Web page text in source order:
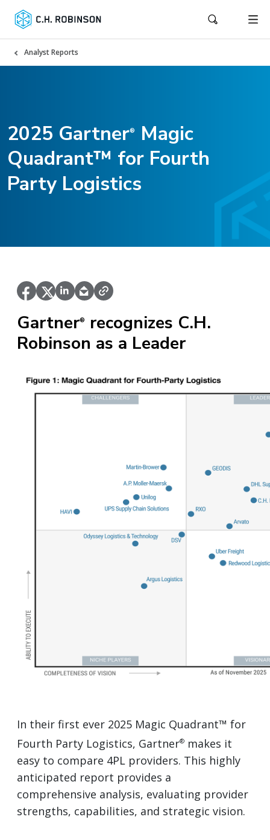
Analyst Reports
2025 Gartner®
Magic
Quadrant™ for Fourth
Party Logistics
Gartner®
recognizes C.H.
Robinson as a Leader
In their first ever 2025 Magic Quadrant™ for
Fourth Party Logistics, Gartner® makes it
easy to compare 4PL providers. This highly
anticipated report provides a
comprehensive analysis, evaluating provider
strengths, capabilities, and strategic vision.